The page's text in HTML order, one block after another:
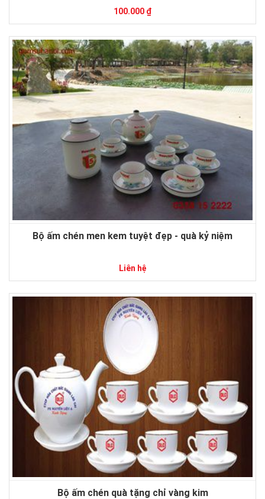
100.000 ₫
Bộ ấm chén men kem tuyệt đẹp - quà kỷ niệm
Liên hệ
Bộ ấm chén quà tặng chỉ vàng kim